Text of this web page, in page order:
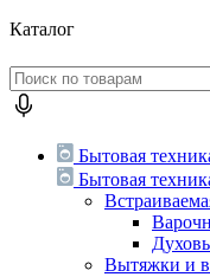
Каталог
Бытовая
Бытовая
Вытяжки и